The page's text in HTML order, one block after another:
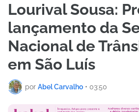
Lourival Sousa:
lançamento da
Nacional de
em São Luís
por Abel Carvalho • 03:50